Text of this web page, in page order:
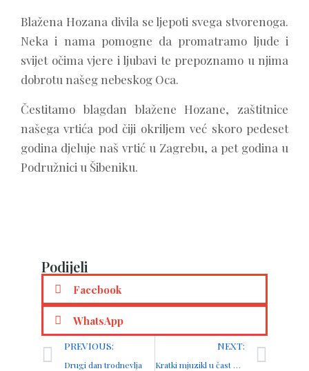
Blažena Hozana divila se ljepoti svega stvorenoga.
Neka i nama pomogne da promatramo ljude i
svijet očima vjere i ljubavi te prepoznamo u njima
dobrotu našeg nebeskog Oca.
Čestitamo blagdan blažene Hozane, zaštitnice
našega vrtića pod čiji okriljem već skoro pedeset
godina djeluje naš vrtić u Zagrebu, a pet godina u
Podružnici u Šibeniku.
Podijeli
Facebook
WhatsApp
PREVIOUS:
Drugi dan trodnevlja
NEXT:
Kratki mjuzikl u čast blažene Ozane